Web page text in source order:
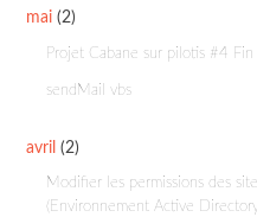
mai (2)
Projet Cabane sur pilotis #4
sendMail vbs
avril (2)
Modifier les permissions des
(Environnement Active